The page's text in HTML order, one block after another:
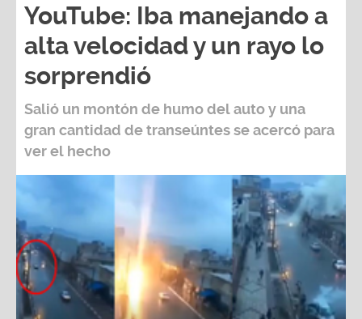
YouTube: Iba manejando a
alta velocidad y un rayo lo
sorprendió
Salió un montón de humo del auto y una
gran cantidad de transeúntes se acercó para
ver el hecho